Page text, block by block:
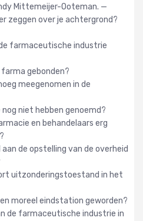
Mittemeijer-Ooteman. —
zeggen over je achtergrond?
farmaceutische industrie
gebonden?
meegenomen in de
nog niet hebben genoemd?
en behandelaars erg
de opstelling van de overheid
uitzonderingstoestand in het
moreel eindstation geworden?
de farmaceutische industrie in